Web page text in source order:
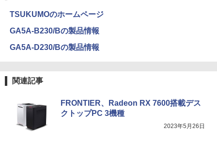
TSUKUMOのホームページ
GA5A-B230/Bの製品情報
GA5A-D230/Bの製品情報
関連記事
FRONTIER、Radeon RX 7600搭載デス
クトップPC 3機種
2023年5月26日